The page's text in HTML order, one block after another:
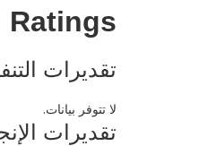
Ratings
تقديرات
لا تتوفر بيانات.
تقديرات